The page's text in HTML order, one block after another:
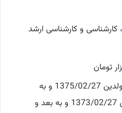
کارشناسی و کارشناسی ارشد
شرایط سنی کاردانی متولدین 1375/02/27 و به
بعد،کارشناسی متولدین 1373/02/27 و به بعد و